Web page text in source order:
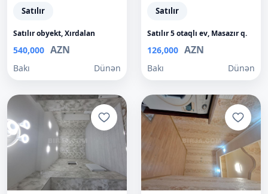
Satılır
Satılır obyekt, Xırdalan
540,000 AZN
Bakı Dünən
Satılır
Satılır 5 otaqlı ev, Masazır q.
126,000 AZN
Bakı Dünən